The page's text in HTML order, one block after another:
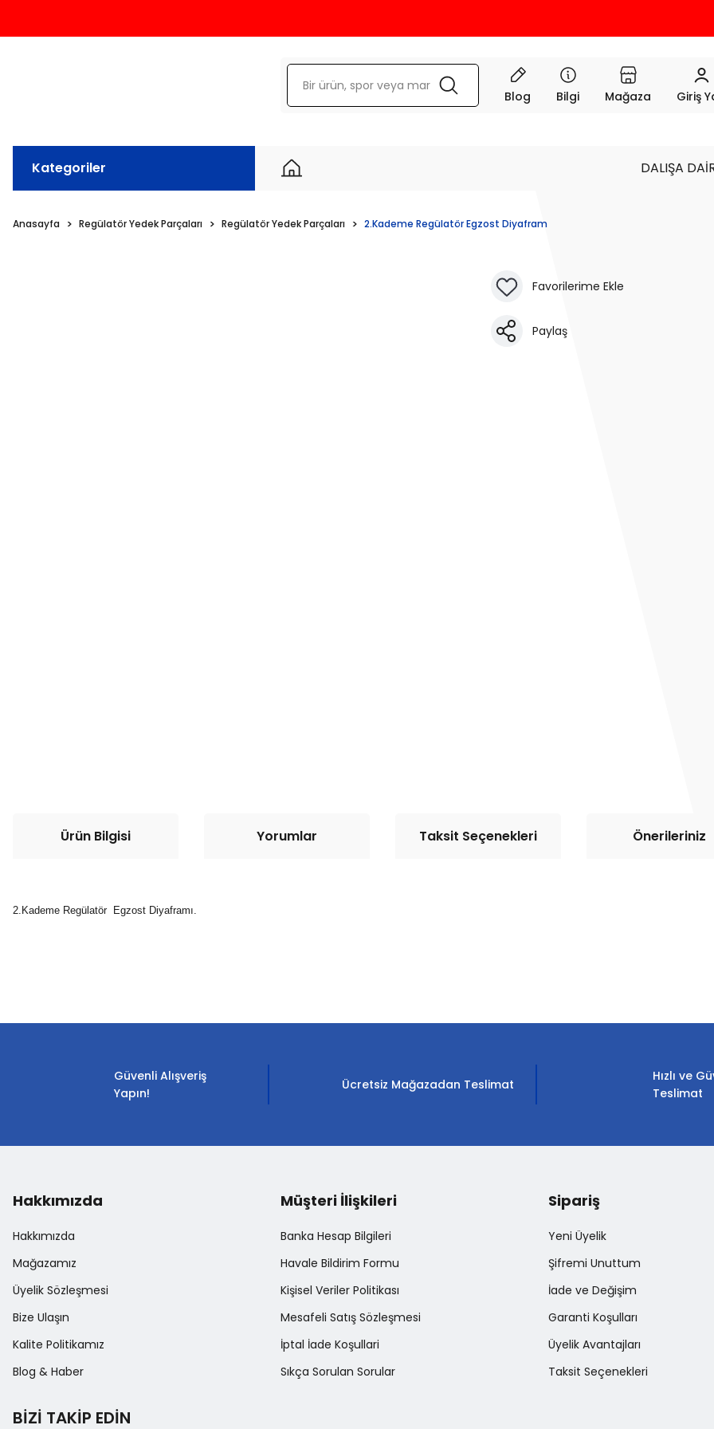
Blog Bilgi Mağaza Giriş
Kategoriler DALIŞA
Anasayfa Regülatör Yedek Parçaları Regülatör Yedek Parçaları 2.Kademe Regülatör Egzost Diyafram
Paylaş
Ürün Bilgisi Yorumlar Taksit Seçenekleri Önerileriniz
2.Kademe Regülatör Egzost Diyaframı.
Ürün bilgilerinde hatalar bulunuyor.
Ürün fiyatı diğer sitelerden daha pahalı.
Gönder
Güvenli Alışveriş
Yapın!
Ücretsiz Mağazadan Teslimat
Hızlı ve
Teslimat
Hakkımızda
Hakkımızda
Mağazamız
Üyelik Sözleşmesi
Bize Ulaşın
Kalite Politikamız
Blog & Haber
Müşteri İlişkileri
Banka Hesap Bilgileri
Havale Bildirim Formu
Kişisel Veriler Politikası
Mesafeli Satış Sözleşmesi
İptal İade Koşullari
Sıkça Sorulan Sorular
Sipariş
Yeni Üyelik
Şifremi Unuttum
İade ve Değişim
Garanti Koşulları
Üyelik Avantajları
Taksit Seçenekleri
BİZİ TAKİP EDİN